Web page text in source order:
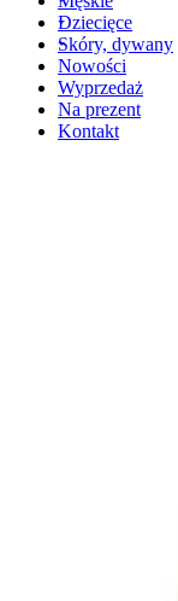
Dziecięce
Skóry, dywany
Nowości
Wyprzedaż
Na prezent
Kontakt